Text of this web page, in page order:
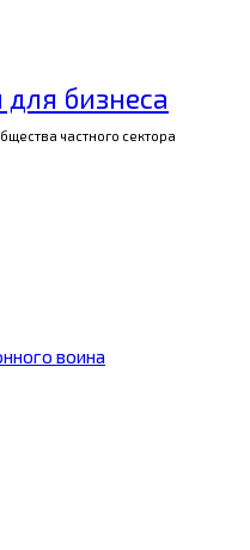
бизнеса
частного сектора
воина